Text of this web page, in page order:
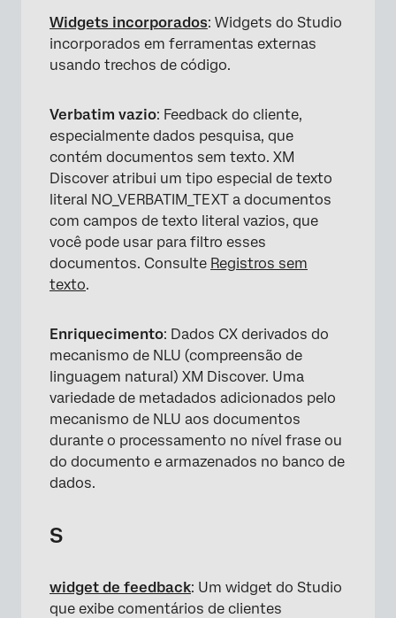
Widgets incorporados: Widgets do Studio
incorporados em ferramentas externas
usando trechos de código.
Verbatim vazio: Feedback do cliente,
especialmente dados pesquisa, que
contém documentos sem texto. XM
Discover atribui um tipo especial de texto
literal NO_VERBATIM_TEXT a documentos
com campos de texto literal vazios, que
você pode usar para filtro esses
documentos. Consulte Registros sem
texto.
Enriquecimento: Dados CX derivados do
mecanismo de NLU (compreensão de
linguagem natural) XM Discover. Uma
variedade de metadados adicionados pelo
mecanismo de NLU aos documentos
durante o processamento no nível frase ou
do documento e armazenados no banco de
dados.
S
widget de feedback: Um widget do Studio
que exibe comentários de clientes